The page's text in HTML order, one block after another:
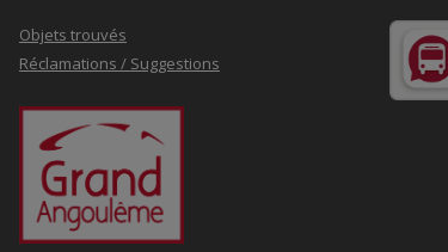
Objets trouvés
Réclamations / Suggestions